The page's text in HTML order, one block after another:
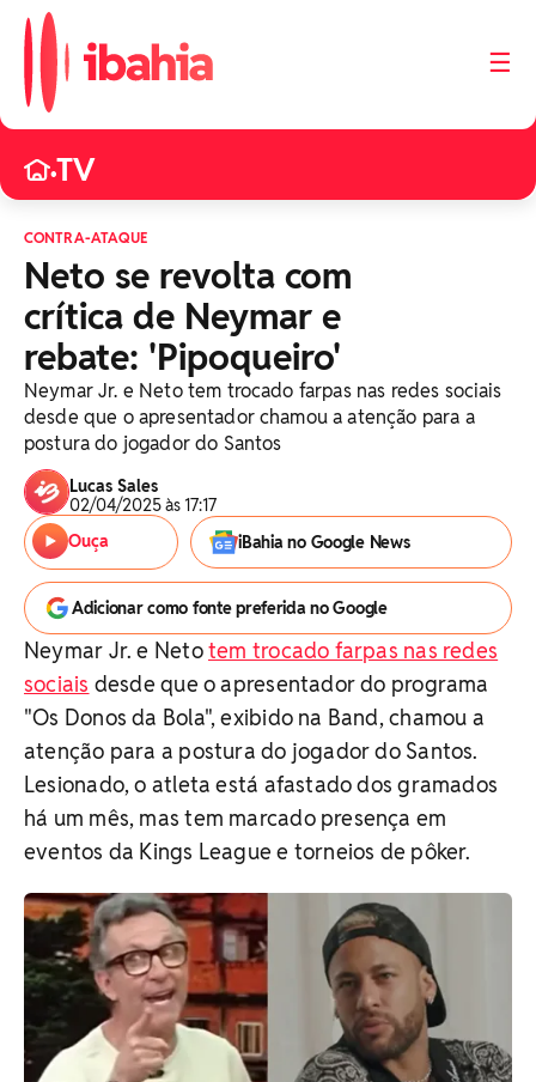
☰
•TV
CONTRA-ATAQUE
Neto se revolta com
crítica de Neymar e
rebate: 'Pipoqueiro'
Neymar Jr. e Neto tem trocado farpas nas redes sociais
desde que o apresentador chamou a atenção para a
postura do jogador do Santos
Lucas Sales
02/04/2025 às 17:17
Ouça
iBahia no Google News
Adicionar como fonte preferida no Google
Neymar Jr. e Netotem trocado farpas nas redes
sociais desde que o apresentador do programa
"Os Donos da Bola", exibido na Band, chamou a
atenção para a postura do jogador do Santos.
Lesionado, o atleta está afastado dos gramados
há um mês, mas tem marcado presença em
eventos da Kings League e torneios de pôker.